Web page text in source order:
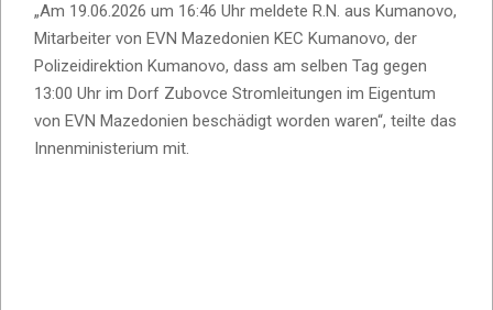
„Am 19.06.2026 um 16:46 Uhr meldete R.N. aus Kumanovo,
Mitarbeiter von EVN Mazedonien KEC Kumanovo, der
Polizeidirektion Kumanovo, dass am selben Tag gegen
13:00 Uhr im Dorf Zubovce Stromleitungen im Eigentum
von EVN Mazedonien beschädigt worden waren“, teilte das
Innenministerium mit.